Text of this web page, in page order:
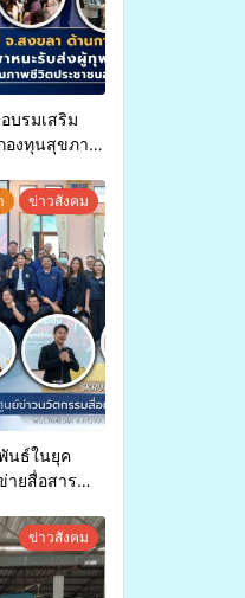
บรมเสริม
องทุนสุขภาพ
สุข ลดความ
าชนอย่าง
ข่าวสังคม
นธ์ในยุค
ายสื่อสาร
ลัยข่าวสังคม